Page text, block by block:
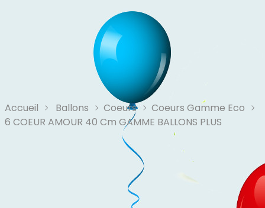
Accueil Ballons Coeurs
Coeurs Gamme Eco
6 COEUR AMOUR 40 Cm GAMME BALLONS PLUS